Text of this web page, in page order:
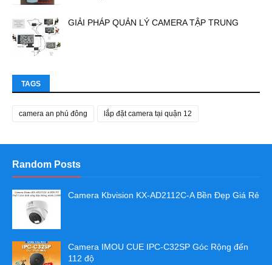
GIẢI PHÁP QUẢN LÝ CAMERA TẬP TRUNG
TAGS
camera an phú đông lắp đặt camera tại quận 12
Random Posts
Camera Kbvision KX-AD2112C-A Bền Đẹp Giá Rẻ
Camera IMOU CUE IPC-C32SP Góc Rộng đến
112 độ